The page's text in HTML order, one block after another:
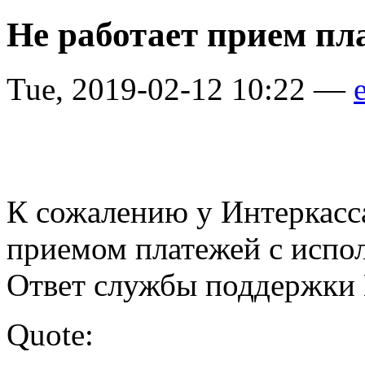
Не работает прием
Tue, 2019-02-12 10:22 —
К сожалению у
приемом платежей с
Ответ службы поддержки
Quote: